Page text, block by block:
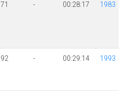
71 - 00:28:17 1983
92 - 00:29:14 1993